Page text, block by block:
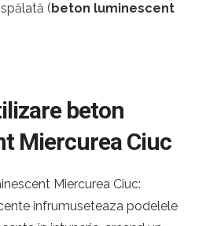
(beton luminescent
beton
Miercurea Ciuc
Miercurea Ciuc:
infrumuseteaza podelele